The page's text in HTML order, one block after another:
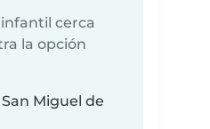
cerca
la opción
Miguel de